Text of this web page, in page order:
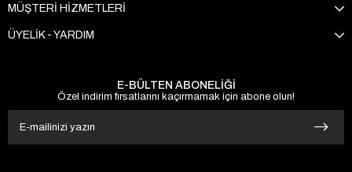
MÜŞTERİ HİZMETLERİ
ÜYELİK - YARDIM
E-BÜLTEN ABONELİĞİ
Özel indirim fırsatlarını kaçırmamak için abone olun!